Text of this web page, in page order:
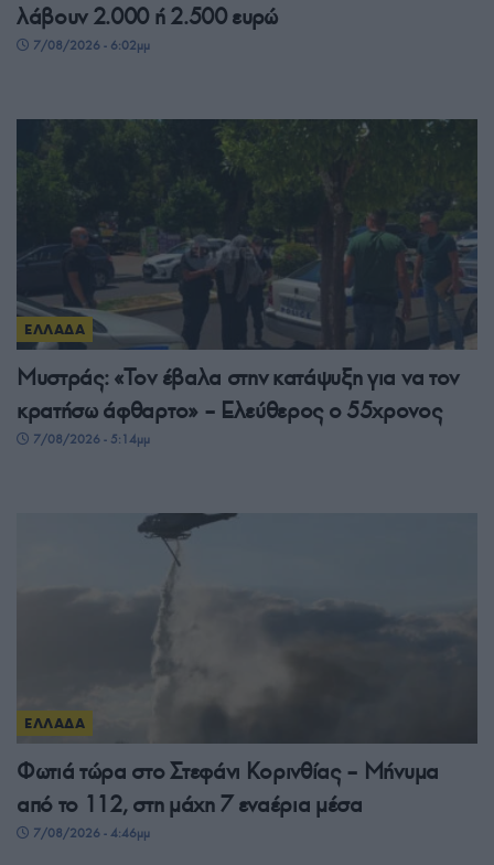
λάβουν 2.000 ή 2.500 ευρώ
7/08/2026 - 6:02μμ
ΕΛΛΑΔΑ
Μυστράς: «Τον έβαλα στην κατάψυξη για να τον
κρατήσω άφθαρτο» – Ελεύθερος ο 55χρονος
7/08/2026 - 5:14μμ
ΕΛΛΑΔΑ
Φωτιά τώρα στο Στεφάνι Κορινθίας – Μήνυμα
από το 112, στη μάχη 7 εναέρια μέσα
7/08/2026 - 4:46μμ